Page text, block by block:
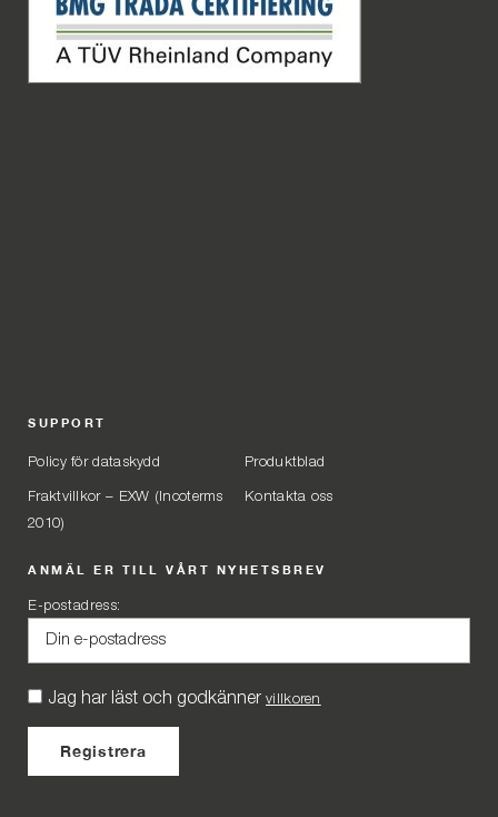
SUPPORT
Policy för dataskydd Produktblad
Fraktvillkor – EXW (Incoterms
2010)
Kontakta oss
ANMÄL ER TILL VÅRT NYHETSBREV
E-postadress:
Jag har läst och godkänner villkoren